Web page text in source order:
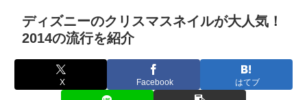
ディズニーのクリスマスネイルが大人気！
2014の流行を紹介
X Facebook はてブ